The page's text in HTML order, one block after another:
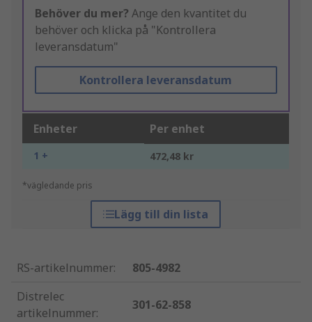
Behöver du mer? Ange den kvantitet du
behöver och klicka på "Kontrollera
leveransdatum"
Kontrollera leveransdatum
Enheter Per enhet
1 + 472,48 kr
*vägledande pris
Lägg till din lista
RS-artikelnummer:
805-4982
Distrelec
artikelnummer:
301-62-858